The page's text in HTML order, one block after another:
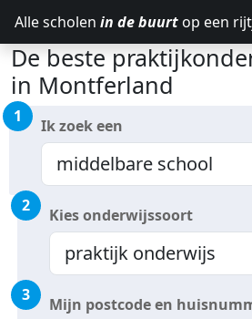
Alle scholen in de buurt op een
De beste
in Montferland
1 Ik zoek een
2 Kies onderwijssoort
3 Mijn postcode en